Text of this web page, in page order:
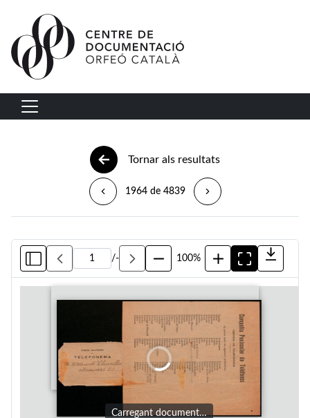
Vés al contingut
Navegació principal
Tornar als resultats
1964 de 4839
/- 100%
Carregant document…